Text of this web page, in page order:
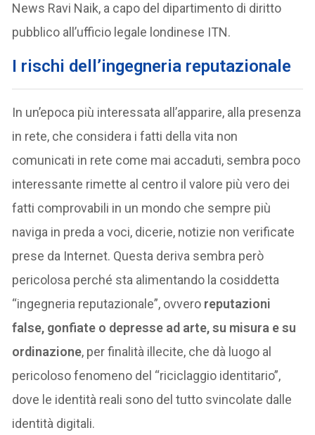
News Ravi Naik, a capo del dipartimento di diritto
pubblico all’ufficio legale londinese ITN.
I rischi dell’ingegneria reputazionale
In un’epoca più interessata all’apparire, alla presenza
in rete, che considera i fatti della vita non
comunicati in rete come mai accaduti, sembra poco
interessante rimette al centro il valore più vero dei
fatti comprovabili in un mondo che sempre più
naviga in preda a voci, dicerie, notizie non verificate
prese da Internet. Questa deriva sembra però
pericolosa perché sta alimentando la cosiddetta
“ingegneria reputazionale”, ovvero reputazioni
false, gonfiate o depresse ad arte, su misura e su
ordinazione, per finalità illecite, che dà luogo al
pericoloso fenomeno del “riciclaggio identitario”,
dove le identità reali sono del tutto svincolate dalle
identità digitali.